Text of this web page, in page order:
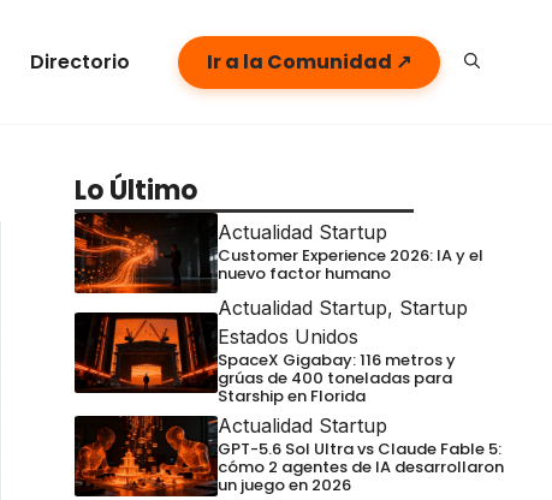
Directorio Ir a la Comunidad ↗
Lo Último
Actualidad Startup
Customer Experience 2026: IA y el
nuevo factor humano
Actualidad Startup, Startup
Estados Unidos
SpaceX Gigabay: 116 metros y
grúas de 400 toneladas para
Starship en Florida
Actualidad Startup
GPT-5.6 Sol Ultra vs Claude Fable 5:
cómo 2 agentes de IA desarrollaron
un juego en 2026